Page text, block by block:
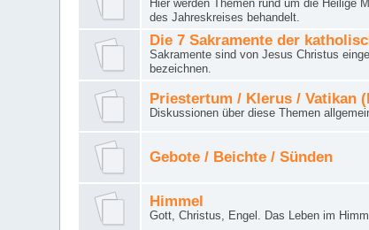
Hier werden Themen rund um die Heilige
des Jahreskreises behandelt.
Die 7 Sakramente der
Sakramente sind von Jesus Christus
bezeichnen.
Priestertum / Klerus / Vatikan
Diskussionen über diese Themen
Gebote / Beichte / Sünden
Himmel
Gott, Christus, Engel. Das Leben im